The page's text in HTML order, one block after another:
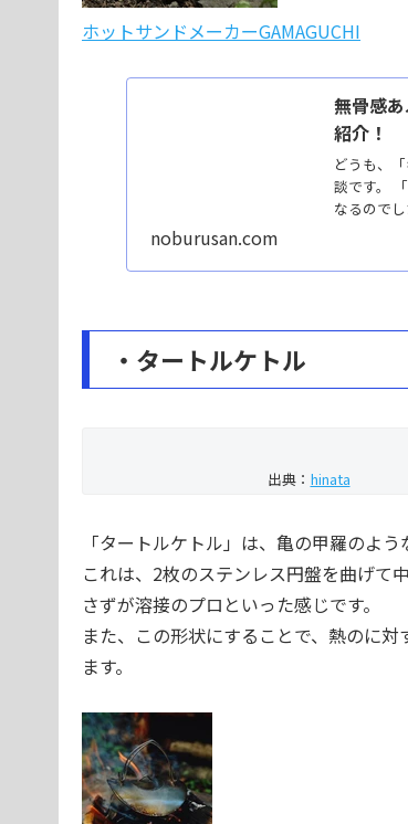
ホットサンドメーカーGAMAGUCHI
無骨感
紹介！
どうも、
談です。
なるので
noburusan.com
・タートルケトル
出典： hinata
「タートルケトル」は、亀の甲羅のよう
これは、2枚のステンレス円盤を曲げて
さずが溶接のプロといった感じです。
また、この形状にすることで、熱のに
ます。